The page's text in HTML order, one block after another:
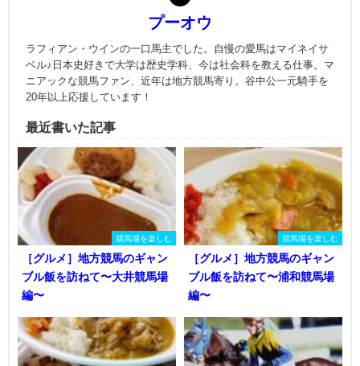
プーオウ
ラフィアン・ウインの一口馬主でした。自慢の愛馬はマイネイサ
ベル♪日本史好きで大学は歴史学科、今は社会科を教える仕事。マ
ニアックな競馬ファン、近年は地方競馬寄り。谷中公一元騎手を
20年以上応援しています！
最近書いた記事
競馬場を楽しむ
［グルメ］地方競馬のギャン
ブル飯を訪ねて〜大井競馬場
編〜
競馬場を楽しむ
［グルメ］地方競馬のギャン
ブル飯を訪ねて〜浦和競馬場
編〜